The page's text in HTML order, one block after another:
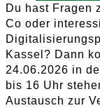
Du hast Fragen
Co oder
Kassel? Dann
24.06.2026 in
bis 16 Uhr
Austausch zur